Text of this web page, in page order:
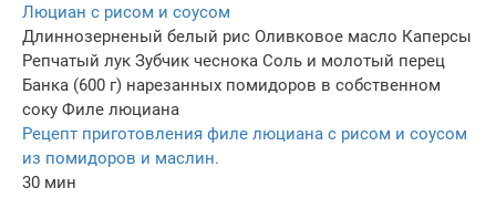
Люциан с рисом и соусом
Длиннозерненый белый рис Оливковое масло Каперсы
Репчатый лук Зубчик чеснока Соль и молотый перец
Банка (600 г) нарезанных помидоров в собственном
соку Филе люциана
Рецепт приготовления филе люциана с рисом и соусом
из помидоров и маслин.
30 мин